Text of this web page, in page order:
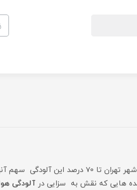
بخش عمده ای از آلودگی هوا در ایران توسط وسایل نقلیه مانند خودرو ها
هایی که نقش به سزایی در آلودگی